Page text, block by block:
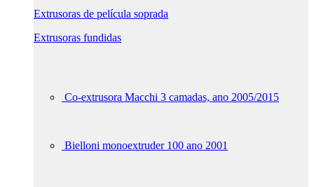
Extrusoras de película soprada
Extrusoras fundidas
Co-extrusora Macchi 3 camadas, ano 2005/2015
Bielloni monoextruder 100 ano 2001